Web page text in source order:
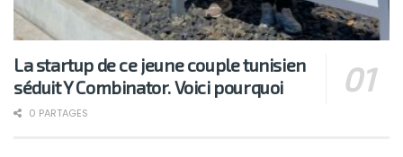
La startup de ce jeune couple tunisien
séduit Y Combinator. Voici pourquoi
0 PARTAGES